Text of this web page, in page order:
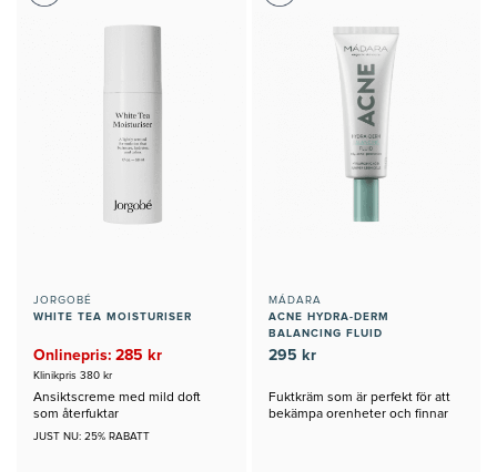
JORGOBÉ
WHITE TEA MOISTURISER
Onlinepris: 285 kr
Klinikpris 380 kr
Ansiktscreme med mild doft
som återfuktar
JUST NU: 25% RABATT
MÁDARA
ACNE HYDRA-DERM
BALANCING FLUID
295 kr
Fuktkräm som är perfekt för att
bekämpa orenheter och finnar